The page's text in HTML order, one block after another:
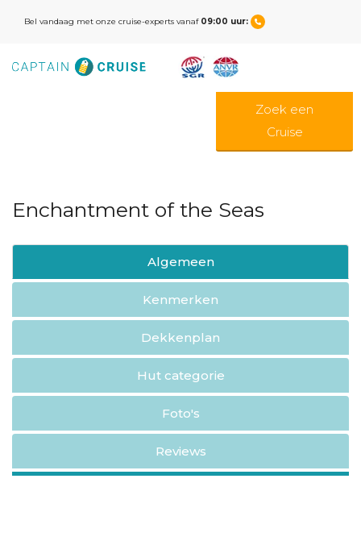
Bel vandaag met onze cruise-experts vanaf 09:00 uur:
Zoek een
Cruise
Enchantment of the Seas
Algemeen
Kenmerken
Dekkenplan
Hut categorie
Foto's
Reviews